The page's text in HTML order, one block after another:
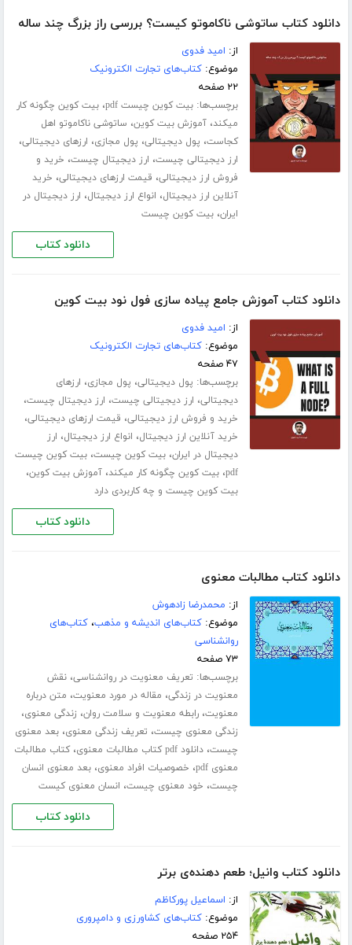
دانلود کتاب ساتوشی ناکاموتو کیست؟ بررسی راز بزرگ چند ساله
از: امید فدوی
موضوع:کتاب‌های تجارت الکترونیک
۲۲ صفحه
برچسب‌ها:بیت کوین چیست pdf ،بیت کوین چگونه کار
میکند،آموزش بیت کوین، ساتوشی ناکاموتو اهل
کجاست، پول دیجیتالی، پول مجازی، ارزهای دیجیتالی،
ارز دیجیتالی چیست، ارز دیجیتال چیست، خرید و
فروش ارز دیجیتالی، قیمت ارزهای دیجیتالی، خرید
آنلاین ارز دیجیتال، انواع ارز دیجیتال، ارز دیجیتال در
ایران،بیت کوین چیست
دانلود کتاب
دانلود کتاب آموزش جامع پیاده سازی فول نود بیت کوین
از: امید فدوی
موضوع:کتاب‌های تجارت الکترونیک
۴۷ صفحه
برچسب‌ها: پول دیجیتالی، پول مجازی، ارزهای
دیجیتالی، ارز دیجیتالی چیست، ارز دیجیتال چیست،
خرید و فروش ارز دیجیتالی، قیمت ارزهای دیجیتالی،
خرید آنلاین ارز دیجیتال، انواع ارز دیجیتال، ارز
دیجیتال در ایران،بیت کوین چیست،بیت کوین چیست
pdf،بیت کوین چگونه کار میکند،آموزش بیت کوین،
بیت کوین چیست و چه کاربردی دارد
دانلود کتاب
دانلود کتاب مطالبات معنوی
از: محمدرضا زادهوش
موضوع:کتاب‌های اندیشه و مذهب،کتاب‌های
روانشناسی
۷۳ صفحه
برچسب‌ها: تعریف معنویت در روانشناسی،نقش
معنویت در زندگی، مقاله در مورد معنویت، متن درباره
معنویت،رابطه معنویت و سلامت روان، زندگی معنوی،
زندگی معنوی چیست، تعریف زندگی معنوی،بعد معنوی
چیست،دانلود pdf کتاب مطالبات معنوی ،کتاب مطالبات
معنوی pdf
، خصوصیات افراد معنوی،بعد معنوی انسان
چیست، خود معنوی چیست، انسان معنوی کیست
دانلود کتاب
دانلود کتاب وانیل؛ طعم دهنده‌ی برتر
از: اسماعیل پورکاظم
موضوع:کتاب‌های کشاورزی و دامپروری
۲۵۴ صفحه